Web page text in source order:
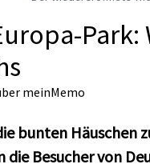
meinMemo
bunten
die Besucher von